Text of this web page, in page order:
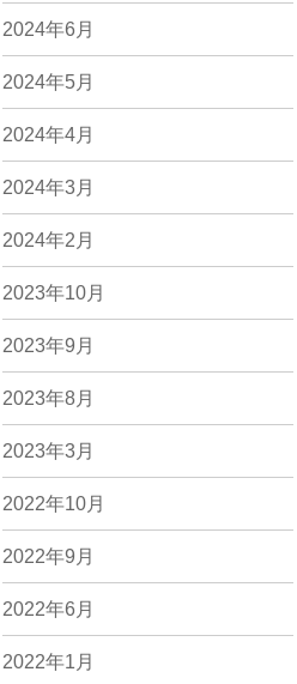
2024年6月
2024年5月
2024年4月
2024年3月
2024年2月
2023年10月
2023年9月
2023年8月
2023年3月
2022年10月
2022年9月
2022年6月
2022年1月